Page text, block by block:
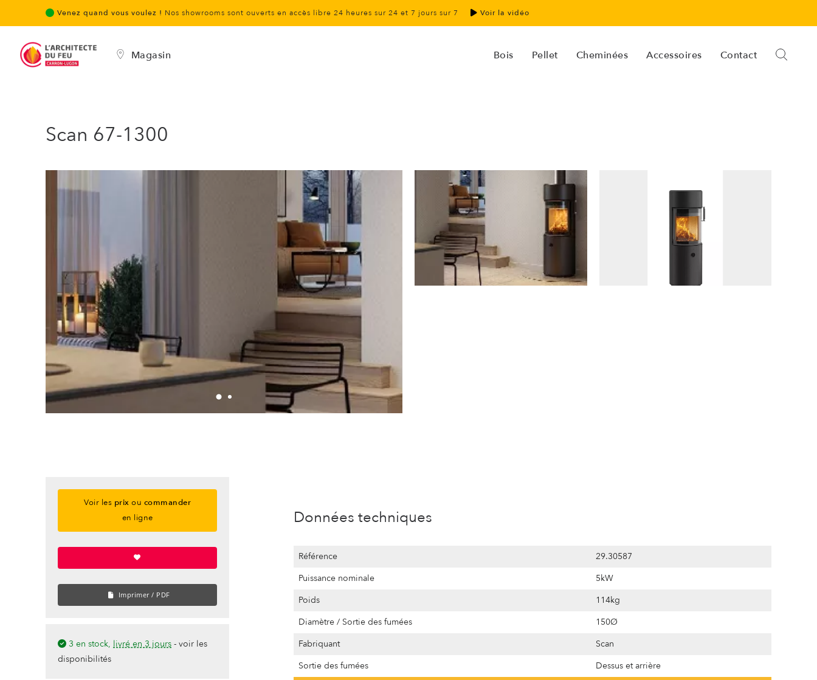
Venez quand vous voulez ! Nos showrooms sont ouverts en accès libre 24 heures sur 24 et 7 jours sur 7 Voir la vidéo
Magasin Bois Pellet Cheminées Accessoires Contact
Scan 67-1300
Voir les prix ou commander
en ligne
Imprimer / PDF
3 en stock, livré en 3 jours - voir les
disponibilités
Données techniques
Référence
29.30587
Puissance nominale
5kW
Poids
114kg
Diamètre / Sortie des fumées
150Ø
Fabriquant
Scan
Sortie des fumées
Dessus et arrière